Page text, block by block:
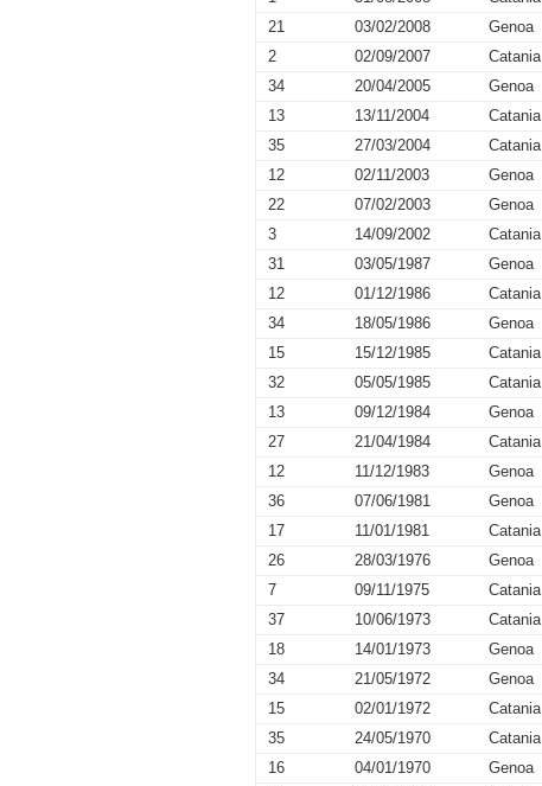
21
03/02/2008 Genoa
2
02/09/2007 Catania
34
20/04/2005 Genoa
13
13/11/2004 Catania
35
27/03/2004 Catania
12
02/11/2003 Genoa
22
07/02/2003 Genoa
3
14/09/2002 Catania
31
03/05/1987 Genoa
12
01/12/1986 Catania
34
18/05/1986 Genoa
15
15/12/1985 Catania
32
05/05/1985 Catania
13
09/12/1984 Genoa
27
21/04/1984 Catania
12
11/12/1983 Genoa
36
07/06/1981 Genoa
17
11/01/1981 Catania
26
28/03/1976 Genoa
7
09/11/1975 Catania
37
10/06/1973 Catania
18
14/01/1973 Genoa
34
21/05/1972 Genoa
15
02/01/1972 Catania
35
24/05/1970 Catania
16
04/01/1970 Genoa